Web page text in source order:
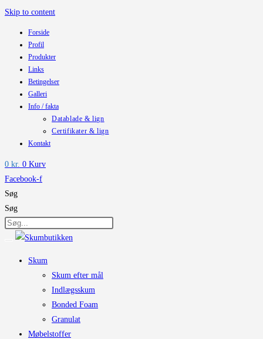
Skip to content
Forside
Profil
Produkter
Links
Betingelser
Galleri
Info / fakta
Datablade & lign
Certifikater & lign
Kontakt
0 kr. 0 Kurv
Facebook-f
Søg
Søg
Skum
Skum efter mål
Indlægsskum
Bonded Foam
Granulat
Møbelstoffer